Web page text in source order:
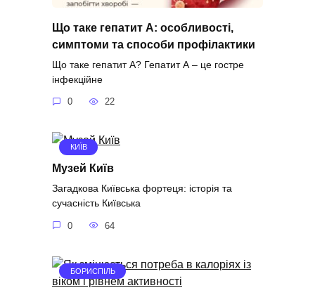
Що таке гепатит А: особливості,
симптоми та способи профілактики
Що таке гепатит А? Гепатит А – це гостре
інфекційне
0 22
КИЇВ
Музей Київ
Загадкова Київська фортеця: історія та
сучасність Київська
0 64
БОРИСПІЛЬ